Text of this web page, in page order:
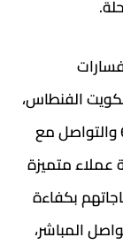
الفنطاس،
يمكن للعملاء الاتصال برقم 65038762 والتواصل مع
عملاء متميزة
بكفاءة
المباشر،